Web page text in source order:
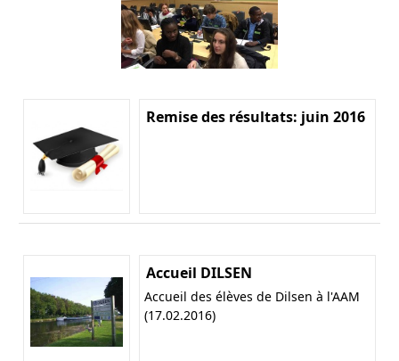
Remise des résultats: juin 2016
Accueil DILSEN
Accueil des élèves de Dilsen à l'AAM
(17.02.2016)